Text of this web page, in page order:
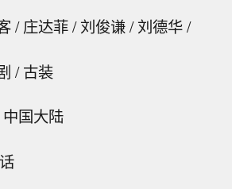
/ 庄达菲 / 刘俊谦 / 刘德华 /
/ 古装
国大陆